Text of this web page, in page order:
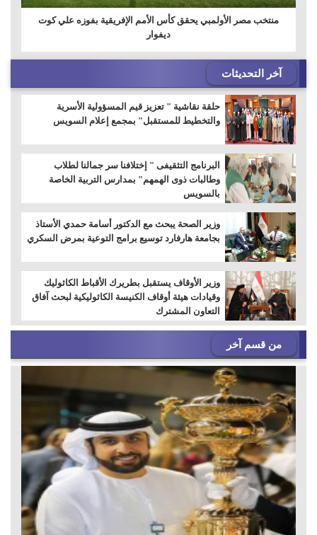
منتخب مصر الأولمبي يحقق كأس الأمم الإفريقية بفوزه علي كوت
ديفوار
آخر التحديثات
حلقة نقاشية " تعزيز قيم المسؤولية الأسرية
والتخطيط للمستقبل" بمجمع إعلام السويس
البرنامج التثقيفى " إختلافنا سر جمالنا لطلاب
وطالبات ذوى الهمهم" بمدارس التربية الخاصة
بالسويس
وزير الصحة يبحث مع الدكتور أسامة حمدي الأستاذ
بجامعة هارفارد توسيع برامج التوعية بمرض السكري
وزير الأوقاف يستقبل بطريرك الأقباط الكاثوليك
وقيادات هيئة أوقاف الكنيسة الكاثوليكية لبحث آفاق
التعاون المشترك
من قسم آخر